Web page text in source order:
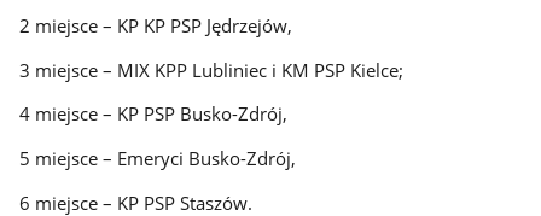
2 miejsce – KP KP PSP Jędrzejów,
3 miejsce – MIX KPP Lubliniec i KM PSP Kielce;
4 miejsce – KP PSP Busko-Zdrój,
5 miejsce – Emeryci Busko-Zdrój,
6 miejsce – KP PSP Staszów.